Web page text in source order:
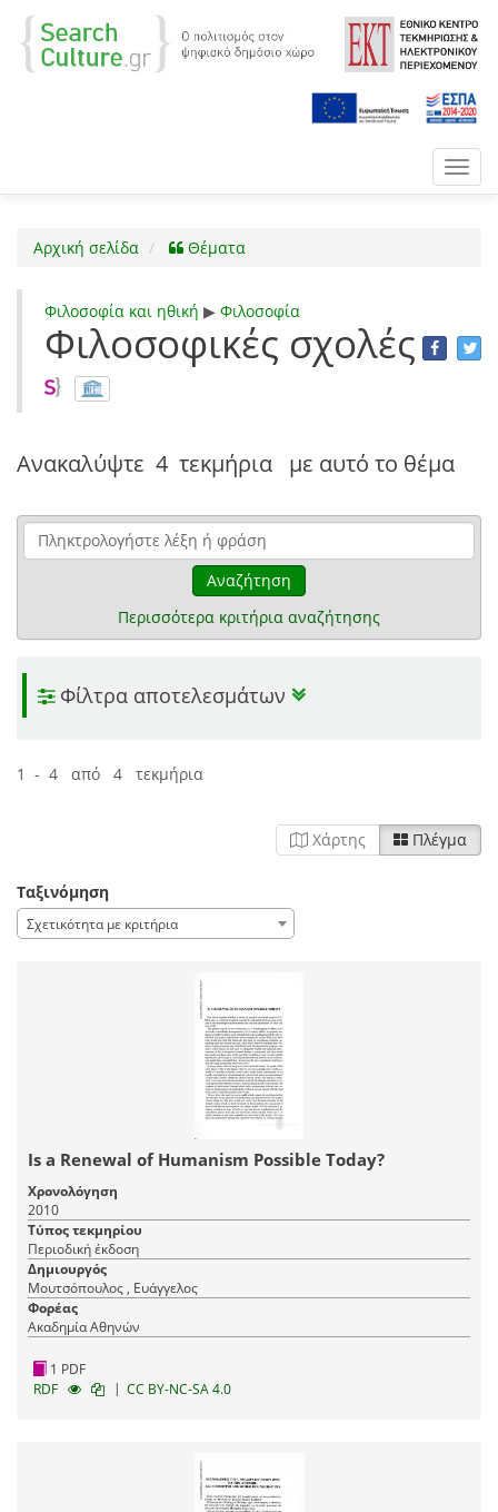
Αρχική σελίδα Θέματα
Φιλοσοφία και ηθική ▶ Φιλοσοφία
Φιλοσοφικές σχολές
Ανακαλύψτε 4 τεκμήρια με αυτό το θέμα
Αναζήτηση
Περισσότερα κριτήρια αναζήτησης
Φίλτρα αποτελεσμάτων
1 - 4 από 4 τεκμήρια
Χάρτης Πλέγμα
Ταξινόμηση
Σχετικότητα με κριτήρια
Is a Renewal of Humanism Possible Today?
Χρονολόγηση
2010
Τύπος τεκμηρίου
Περιοδική έκδοση
Δημιουργός
Μουτσόπουλος , Ευάγγελος
Φορέας
Ακαδημία Αθηνών
1 PDF
RDF
| CC BY-NC-SA 4.0